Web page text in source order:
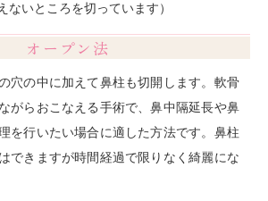
ないところを切っています）
オープン法
穴の中に加えて鼻柱も切開します。軟骨
がらおこなえる手術で、鼻中隔延長や鼻
を行いたい場合に適した方法です。鼻柱
できますが時間経過で限りなく綺麗にな